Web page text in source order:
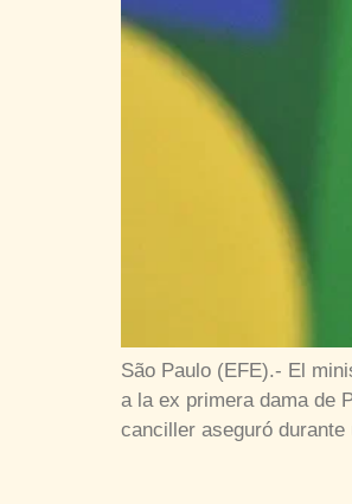
São Paulo (EFE).- El
a la ex primera dama de
canciller aseguró